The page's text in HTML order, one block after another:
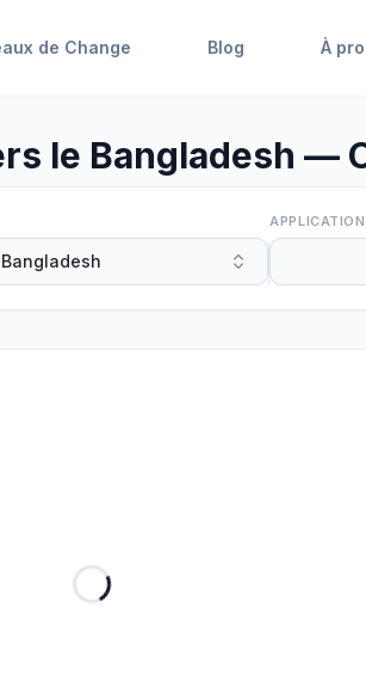
de Change Blog À
le Bangladesh —
Bangladesh
APPLICATION